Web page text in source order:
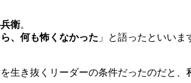
衛。
、何も怖くなかった 」と語ったといいま
生き抜くリーダーの条件だったのだと、